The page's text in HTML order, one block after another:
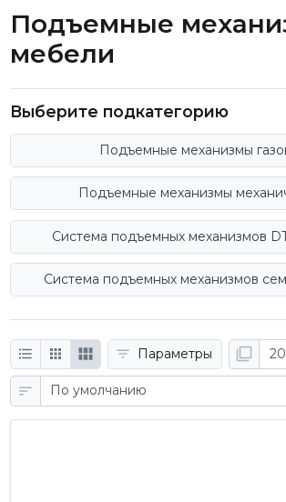
Подъемные
мебели
Выберите подкатегорию
Подъемные механизмы
Подъемные механизмы
Система подъемных механизмов
Система подъемных механизмов
Параметры